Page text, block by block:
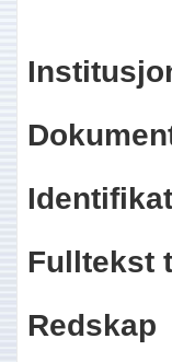
Fulltekst
Redskap